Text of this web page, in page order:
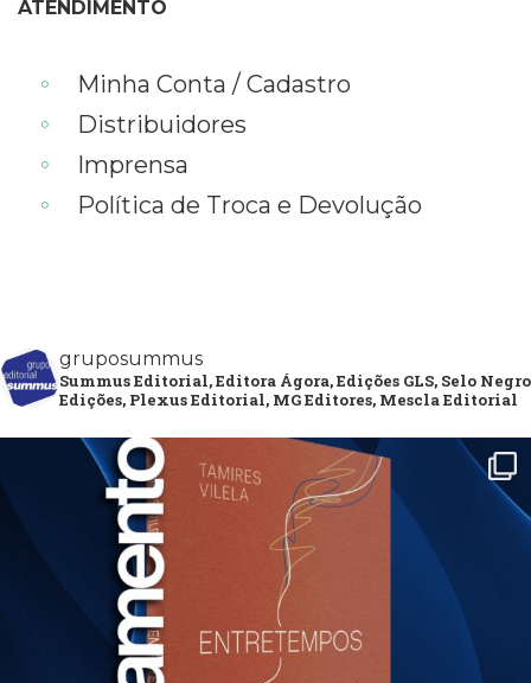
ATENDIMENTO
Minha Conta / Cadastro
Distribuidores
Imprensa
Política de Troca e Devolução
gruposummus
Summus Editorial, Editora Ágora, Edições GLS, Selo Negro
Edições, Plexus Editorial, MG Editores, Mescla Editorial